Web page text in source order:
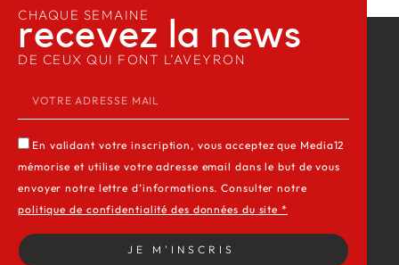
CHAQUE SEMAINE
recevez la news​
DE CEUX QUI FONT L’AVEYRON
En validant votre inscription, vous acceptez que Media12
mémorise et utilise votre adresse email dans le but de vous
envoyer notre lettre d’informations. Consulter notre
politique de confidentialité des données du site *
JE M'INSCRIS